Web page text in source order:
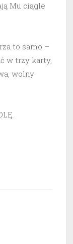
Mu ciągle
to samo –
w trzy karty,
wolny